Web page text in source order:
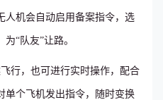
人机会自动启用备案指令，选
“队友”让路。
行，也可进行实时操作，配合
单个飞机发出指令，随时变换